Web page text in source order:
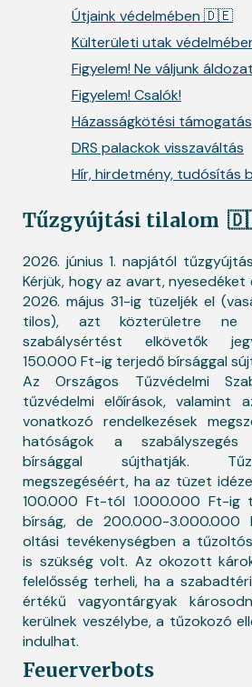
Útjaink védelmében 🇩🇪
Külterületi utak
Figyelem! Ne váljunk
Figyelem! Csalók!
Házasságkötési támogatás
DRS palackok visszaváltás
Hír, hirdetmény, tudósítás
Tűzgyújtási tilalom
2026. június 1. napjától
Kérjük, hogy az avart,
2026. május 31-ig tüzeljék el
tilos), azt közterületre ne
szabálysértést elkövetők
150.000 Ft-ig terjedő bírsággal
Az Országos Tűzvédelmi
tűzvédelmi előírások, valamint
vonatkozó rendelkezések
hatóságok a szabályszegés
bírsággal sújthatják.
megszegéséért, ha az tüzet
100.000 Ft-tól 1.000.000 Ft-ig
bírság, de 200.000-3.000.000
oltási tevékenységben a
is szükség volt. Az okozott
felelősség terheli, ha a
értékű vagyontárgyak
kerülnek veszélybe, a tűzokozó
indulhat.
Feuerverbots